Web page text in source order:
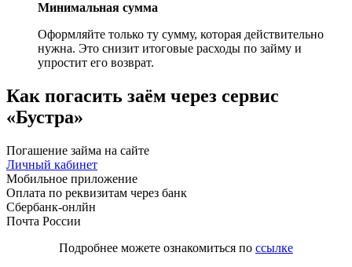
Минимальная сумма
Оформляйте только ту сумму, которая действительно
нужна. Это снизит итоговые расходы по займу и
упростит его возврат.
Как погасить заём через сервис
«Бустра»
Погашение займа на сайте
Личный кабинет
Мобильное приложение
Оплата по реквизитам через банк
Сбербанк-онлйн
Почта России
Подробнее можете ознакомиться по ссылке